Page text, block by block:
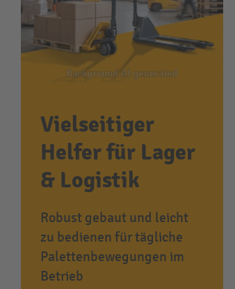
Vielseitiger
Helfer für Lager
& Logistik
Robust gebaut und leicht
zu bedienen für tägliche
Palettenbewegungen im
Betrieb